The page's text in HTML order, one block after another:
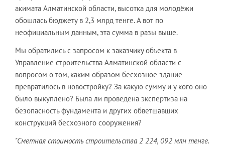
акимата Алматинской области, высотка для молодёжи
обошлась бюджету в 2,3 млрд тенге. А вот по
неофициальным данным, эта сумма в разы выше.
Мы обратились с запросом к заказчику объекта в
Управление строительства Алматинской области с
вопросом о том, каким образом бесхозное здание
превратилось в новостройку? За какую сумму и у кого оно
было выкуплено? Была ли проведена экспертиза на
безопасность фундамента и других обветшавших
конструкций бесхозного сооружения?
"Сметная стоимость строительства 2 224, 092 млн тенге.